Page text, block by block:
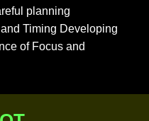
planning
Timing Developing
of Focus and